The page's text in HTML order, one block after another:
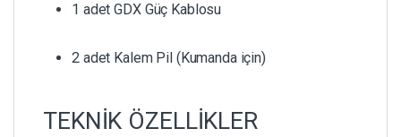
1 adet GDX Güç Kablosu
2 adet Kalem Pil (Kumanda için)
TEKNİK ÖZELLİKLER